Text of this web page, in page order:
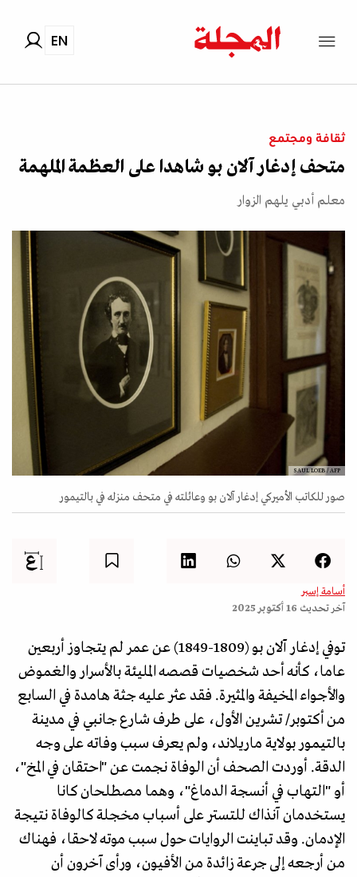
EN
ثقافة ومجتمع
متحف إدغار آلان بو شاهدا على العظمة الملهمة
معلم أدبي يلهم الزوار
SAUL LOEB / AFP
صور للكاتب الأميركي إدغار آلان بو وعائلته في متحف منزله في بالتيمور
أسامة إسبر
آخر تحديث 16 أكتوبر 2025
توفي إدغار آلان بو (1809-1849) عن عمر لم يتجاوز أربعين
عاما، كأنه أحد شخصيات قصصه المليئة بالأسرار والغموض
والأجواء المخيفة والمثيرة. فقد عثر عليه جثة هامدة في السابع
من أكتوبر/ تشرين الأول، على طرف شارع جانبي في مدينة
بالتيمور بولاية ماريلاند، ولم يعرف سبب وفاته على وجه
الدقة. أوردت الصحف أن الوفاة نجمت عن "احتقان في المخ"،
أو "التهاب في أنسجة الدماغ"، وهما مصطلحان كانا
يستخدمان آنذاك للتستر على أسباب مخجلة كالوفاة نتيجة
الإدمان. وقد تباينت الروايات حول سبب موته لاحقا، فهناك
من أرجعه إلى جرعة زائدة من الأفيون، ورأى آخرون أن